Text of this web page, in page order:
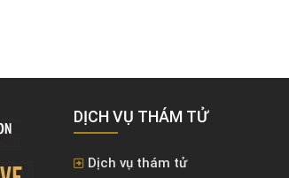
DỊCH VỤ THÁM TỬ
Dịch vụ thám tử